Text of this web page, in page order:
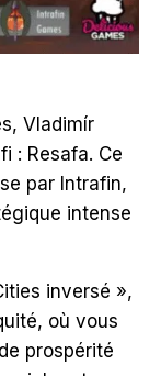
Vladimír
: Resafa. Ce
par Intrafin,
intense
inversé »,
où vous
prospérité